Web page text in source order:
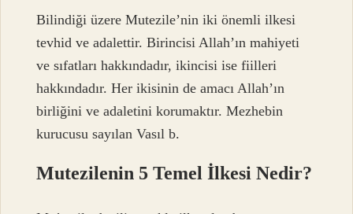
Bilindiği üzere Mutezile’nin iki önemli ilkesi
tevhid ve adalettir. Birincisi Allah’ın mahiyeti
ve sıfatları hakkındadır, ikincisi ise fiilleri
hakkındadır. Her ikisinin de amacı Allah’ın
birliğini ve adaletini korumaktır. Mezhebin
kurucusu sayılan Vasıl b.
Mutezilenin 5 Temel İlkesi Nedir?